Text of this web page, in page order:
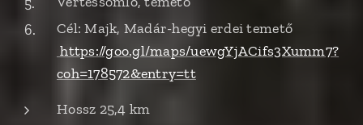
Cél: Majk, Madár-hegyi erdei temető
https://goo.gl/maps/uewgYjACifs3Xumm7?
coh=178572&entry=tt
Hossz 25,4 km